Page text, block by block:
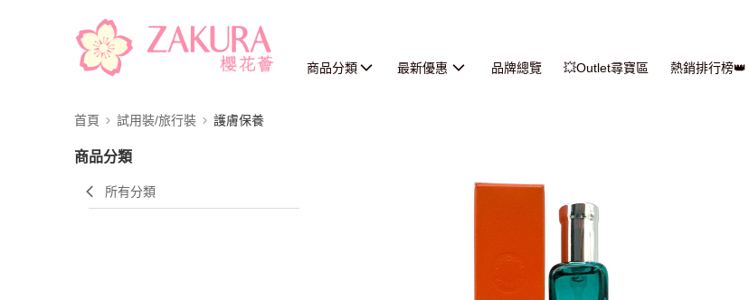
商品分類 最新優惠 品牌總覽 💥Outlet尋寶區 熱銷排行榜👑
首頁 試用裝/旅行裝 護膚保養
商品分類
所有分類